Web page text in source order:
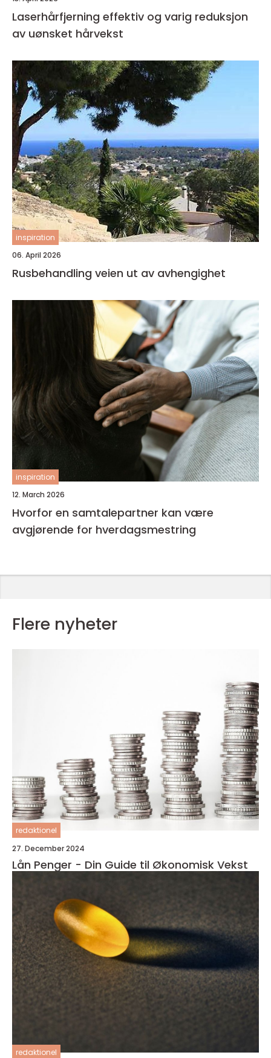
Laserhårfjerning effektiv og varig reduksjon
av uønsket hårvekst
inspiration
06. April 2026
Rusbehandling veien ut av avhengighet
inspiration
12. March 2026
Hvorfor en samtalepartner kan være
avgjørende for hverdagsmestring
Flere nyheter
redaktionel
27. December 2024
Lån Penger - Din Guide til Økonomisk Vekst
redaktionel